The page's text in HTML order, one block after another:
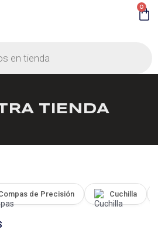
0
TIENDA
de Precisión Cuchilla